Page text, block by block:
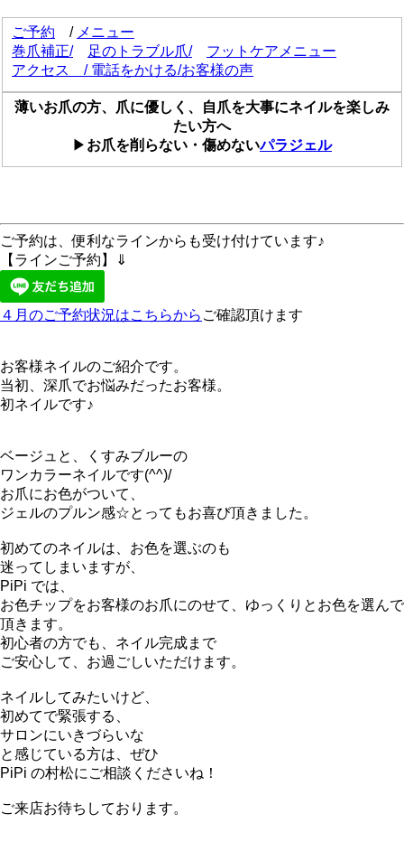
ご予約 / メニュー
巻爪補正/ 足のトラブル爪/
フットケアメニュー
アクセス
/ 電話をかける/お客様の声
薄いお爪の方、爪に優しく、自爪を大事にネイルを楽しみ
たい方へ
▶ お爪を削らない・傷めないパラジェル
ご予約は、便利なラインからも受け付けています♪
【ラインご予約】⇓
４月のご予約状況はこちらから ご確認頂けます
お客様ネイルのご紹介です。
当初、深爪でお悩みだったお客様。
初ネイルです♪
ベージュと、くすみブルーの
ワンカラーネイルです(^^)/
お爪にお色がついて、
ジェルのプルン感☆とってもお喜び頂きました。
初めてのネイルは、お色を選ぶのも
迷ってしまいますが、
PiPi では、
お色チップをお客様のお爪にのせて、ゆっくりとお色を選んで
頂きます。
初心者の方でも、ネイル完成まで
ご安心して、お過ごしいただけます。
ネイルしてみたいけど、
初めてで緊張する、
サロンにいきづらいな
と感じている方は、ぜひ
PiPi の村松にご相談くださいね！
ご来店お待ちしております。